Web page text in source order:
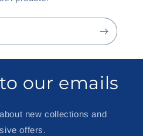
our emails
new collections and
offers.